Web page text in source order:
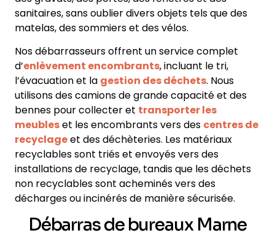
sanitaires, sans oublier divers objets tels que des
matelas, des sommiers et des vélos.
Nos débarrasseurs offrent un service complet
d’enlèvement encombrants, incluant le tri,
l’évacuation et la gestion des déchets. Nous
utilisons des camions de grande capacité et des
bennes pour collecter et transporter les
meubleset les encombrants vers des centres de
recyclageet des déchèteries. Les matériaux
recyclables sont triés et envoyés vers des
installations de recyclage, tandis que les déchets
non recyclables sont acheminés vers des
décharges ou incinérés de manière sécurisée.
Débarras de bureaux Marne